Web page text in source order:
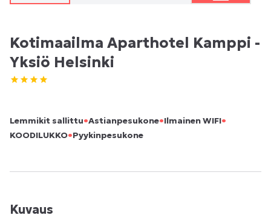
Kotimaailma Aparthotel Kamppi -
Yksiö Helsinki
Lemmikit sallittu•Astianpesukone•Ilmainen WIFI•
KOODILUKKO•Pyykinpesukone
Kuvaus